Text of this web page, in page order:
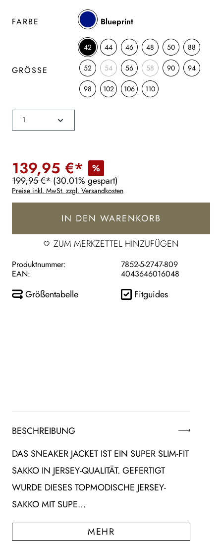
FARBE Blueprint
GRÖSSE
42 44 46 48 50 88
52 54 56 58 90 94
98 102 106 110
139,95 €*
%
199,95 €*(30.01% gespart)
Preise inkl. MwSt. zzgl. Versandkosten
IN DEN WARENKORB
ZUM MERKZETTEL HINZUFÜGEN
Produktnummer:
7852-5-2747-809
EAN:
4043646016048
Größentabelle Fitguides
BESCHREIBUNG
DAS SNEAKER JACKET IST EIN SUPER SLIM-FIT
SAKKO IN JERSEY-QUALITÄT. GEFERTIGT
WURDE DIESES TOPMODISCHE JERSEY-
SAKKO MIT SUPE…
MEHR